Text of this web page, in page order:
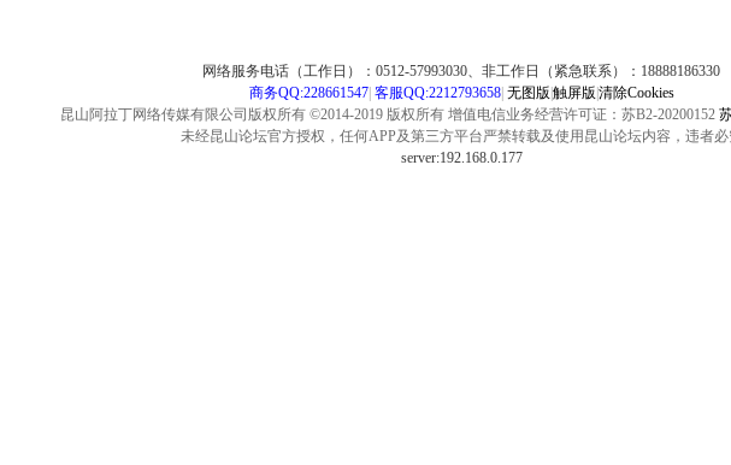
网络服务电话（工作日）：0512-57993030、非工作日（紧急联系）：18888186330
商务QQ:228661547| 客服QQ:2212793658| 无图版 触屏版 清除Cookies
昆山阿拉丁网络传媒有限公司版权所有 ©2014-2019 版权所有 增值电信业务经营许可证：苏B2-20200152
未经昆山论坛官方授权，任何APP及第三方平台严禁转载及使用昆山论坛内容，违者必
server:192.168.0.177